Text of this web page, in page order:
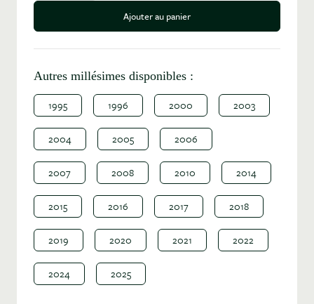
Ajouter au panier
Autres millésimes disponibles :
1995 1996 2000 2003
2004 2005 2006
2007 2008 2010 2014
2015 2016 2017 2018
2019 2020 2021 2022
2024 2025